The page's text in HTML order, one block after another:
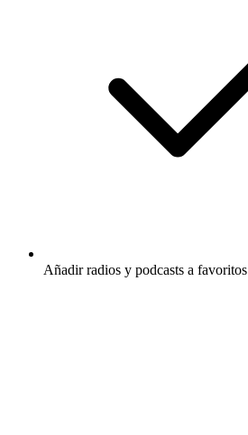
Añadir radios y podcasts a favoritos